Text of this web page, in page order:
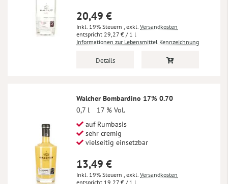
20,49 €
Inkl. 19% Steuern , exkl. Versandkosten
29,27 € / 1 l
Informationen zur Lebensmittel Kennzeichnung
Details
Walcher Bombardino 17% 0.70
0,7 l
17 % Vol.
auf Rumbasis
sehr cremig
vielseitig einsetzbar
13,49 €
Inkl. 19% Steuern , exkl. Versandkosten
19,27 € / 1 l